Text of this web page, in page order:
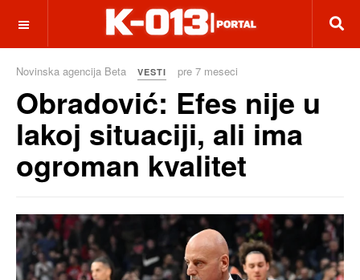
OFF CANVAS
Novinska agencija Beta VESTI pre 7 meseci
Obradović: Efes nije u
lakoj situaciji, ali ima
ogroman kvalitet